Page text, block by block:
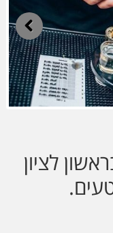
לציון